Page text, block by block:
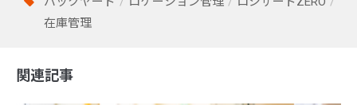
在庫管理
関連記事